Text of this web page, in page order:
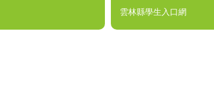
雲林縣學生入口網